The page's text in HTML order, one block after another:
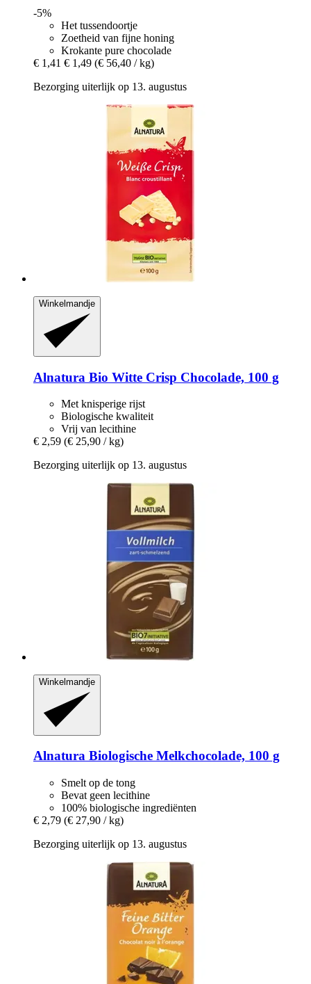
-5%
Het tussendoortje
Zoetheid van fijne honing
Krokante pure chocolade
€ 1,41 € 1,49 (€ 56,40 / kg)
Bezorging uiterlijk op 13. augustus
Winkelmandje
Alnatura Bio Witte Crisp Chocolade, 100 g
Met knisperige rijst
Biologische kwaliteit
Vrij van lecithine
€ 2,59 (€ 25,90 / kg)
Bezorging uiterlijk op 13. augustus
Winkelmandje
Alnatura Biologische Melkchocolade, 100 g
Smelt op de tong
Bevat geen lecithine
100% biologische ingrediënten
€ 2,79 (€ 27,90 / kg)
Bezorging uiterlijk op 13. augustus